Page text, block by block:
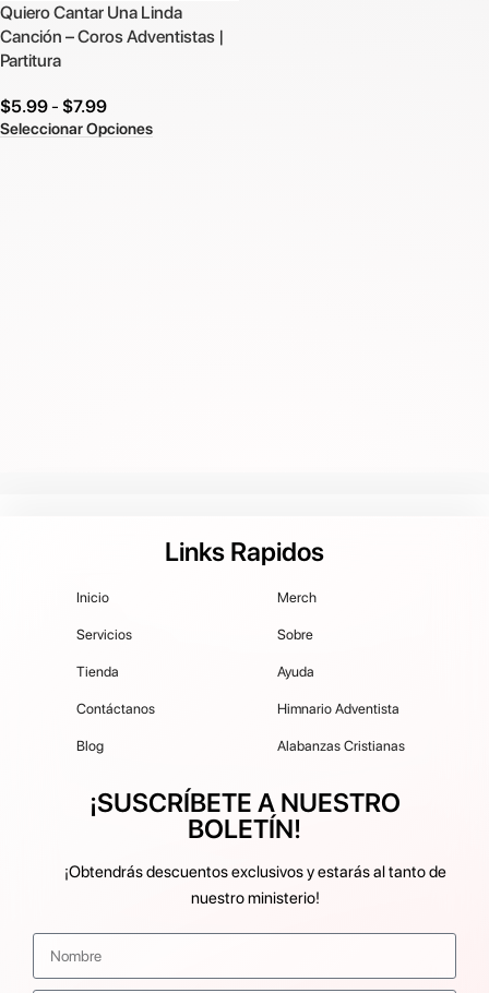
Quiero Cantar Una Linda
Canción – Coros Adventistas |
Partitura
$5.99- $7.99
Seleccionar Opciones
Links Rapidos
Inicio
Servicios
Tienda
Contáctanos
Blog
Merch
Sobre
Ayuda
Himnario Adventista
Alabanzas Cristianas
¡SUSCRÍBETE A NUESTRO
BOLETÍN!
¡Obtendrás descuentos exclusivos y estarás al tanto de
nuestro ministerio!